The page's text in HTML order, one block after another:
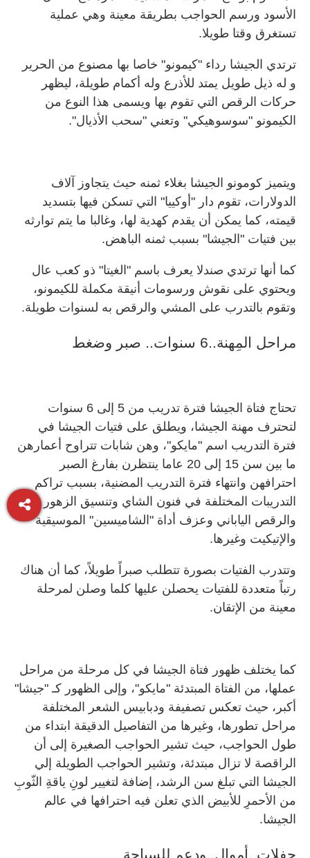
الأسود ورسم الحواجب بطريقة معينة وهي عملية
تستغرق وقتا طويلا.
ترتدي الجيشا رداء "كيمونو" خاصا بها مصنوع من الحرير
و له ذيل طويل يمتد للأذرع وله أكمام طويلة، ليظهر
حركات الرقص التي تقوم بها ويسمى هذا النوع من
الكيمونو "سوسوهيكي" وتعني "سحب الأذيال".
ويتميز كومونو الجيشا بغلاء ثمنه حيث يتجاوز آلاف
الدولارات، تقوم دار "أوكييا" التي تسكن فيها بتسديد
قيمته، كما يمكن أن يقدم كهدية لها، وغالبا ما يتم توارثه
بين فتيات "الجيشا" بسبب ثمنه الباهض.
كما أنها ترتدي صندلا يعرف باسم "الغيتا" ذو كعب عال
ويحتوي على نقوش ورسومات أنيقة مكملة للكيمونو،
وتقوم بالتدرب على المشي والرقص به لسنوات طويلة.
مراحل المِهنة..6 سنوات.. صبر وضغط
تحتاج فتاة الجيشا فترة تدريب من 5 إلى 6 سنوات
لتحترف مهنة الجيشا، ويطلق على فتيات الجيشا في
فترة التدريب اسم "مايكو"، وهن شابات تتراوح أعمارهن
ما بين سن 15 إلى 20 عاما ينتظرن بفارغ الصبر
احترافهن وانتهاء فترة التدريب المضنية، بسبب تراكم
التدريبات المختلفة في فنون الشاي وتنسيق الزهور
والرقص الياباني وعزف أداة "الشاميسين" الموسيقية
والإتيكيت وغيرها.
وتتدرب الفتيات بصورة تتطلب صبراً طويلاً، كما أن هناك
رتباً متعددة للفتيات يحصلن عليها كلما وصلن لمرحلة
معينة من الإتقان.
كما يختلف ظهور فتاة الجيشا في كل مرحلة من مراحل
عملها، من الفتاة المبتدئة "مايكو"، وإلى الظهور كـ "جيشا"
أكبر، حيث تعكس تصفيفة ودبابيس الشعر المختلفة
مراحل تطورها، وغيرها من التفاصيل الدقيقة ابتداء من
طول الحواجب، حيث تشير الحواجب الصغيرة إلى أن
الراقصة لا تزال مبتدئة، وتشير الحواجب الطويلة إلي
الجيشا التي تبلغ سن الرشد، إضافة لتغيير لونِ ياقةِ الثّوبِ
من الأحمرِ للأبيض الذي تعلن فيه احترافها في عالم
الجيشا.
حفلات..أموال..ودعم للسياحة